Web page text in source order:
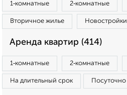
1‑комнатные 2‑комнатные
Вторичное жилье Новостройки
Аренда квартир (414)
1‑комнатные 2‑комнатные
На длительный срок Посуточно